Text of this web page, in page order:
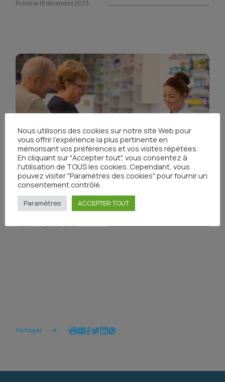
Publié le 18 décembre 2023
Réunion régionale Oncopharmacie : les
diapositives sont disponibles
Publié le 6 janvier 2023
Partager
Nous utilisons des cookies sur notre site Web pour
vous offrir l'expérience la plus pertinente en
mémorisant vos préférences et vos visites répétées.
En cliquant sur "Accepter tout", vous consentez à
l'utilisation de TOUS les cookies. Cependant, vous
pouvez visiter "Paramètres des cookies" pour fournir un
consentement contrôlé.
Paramètres ACCEPTER TOUT